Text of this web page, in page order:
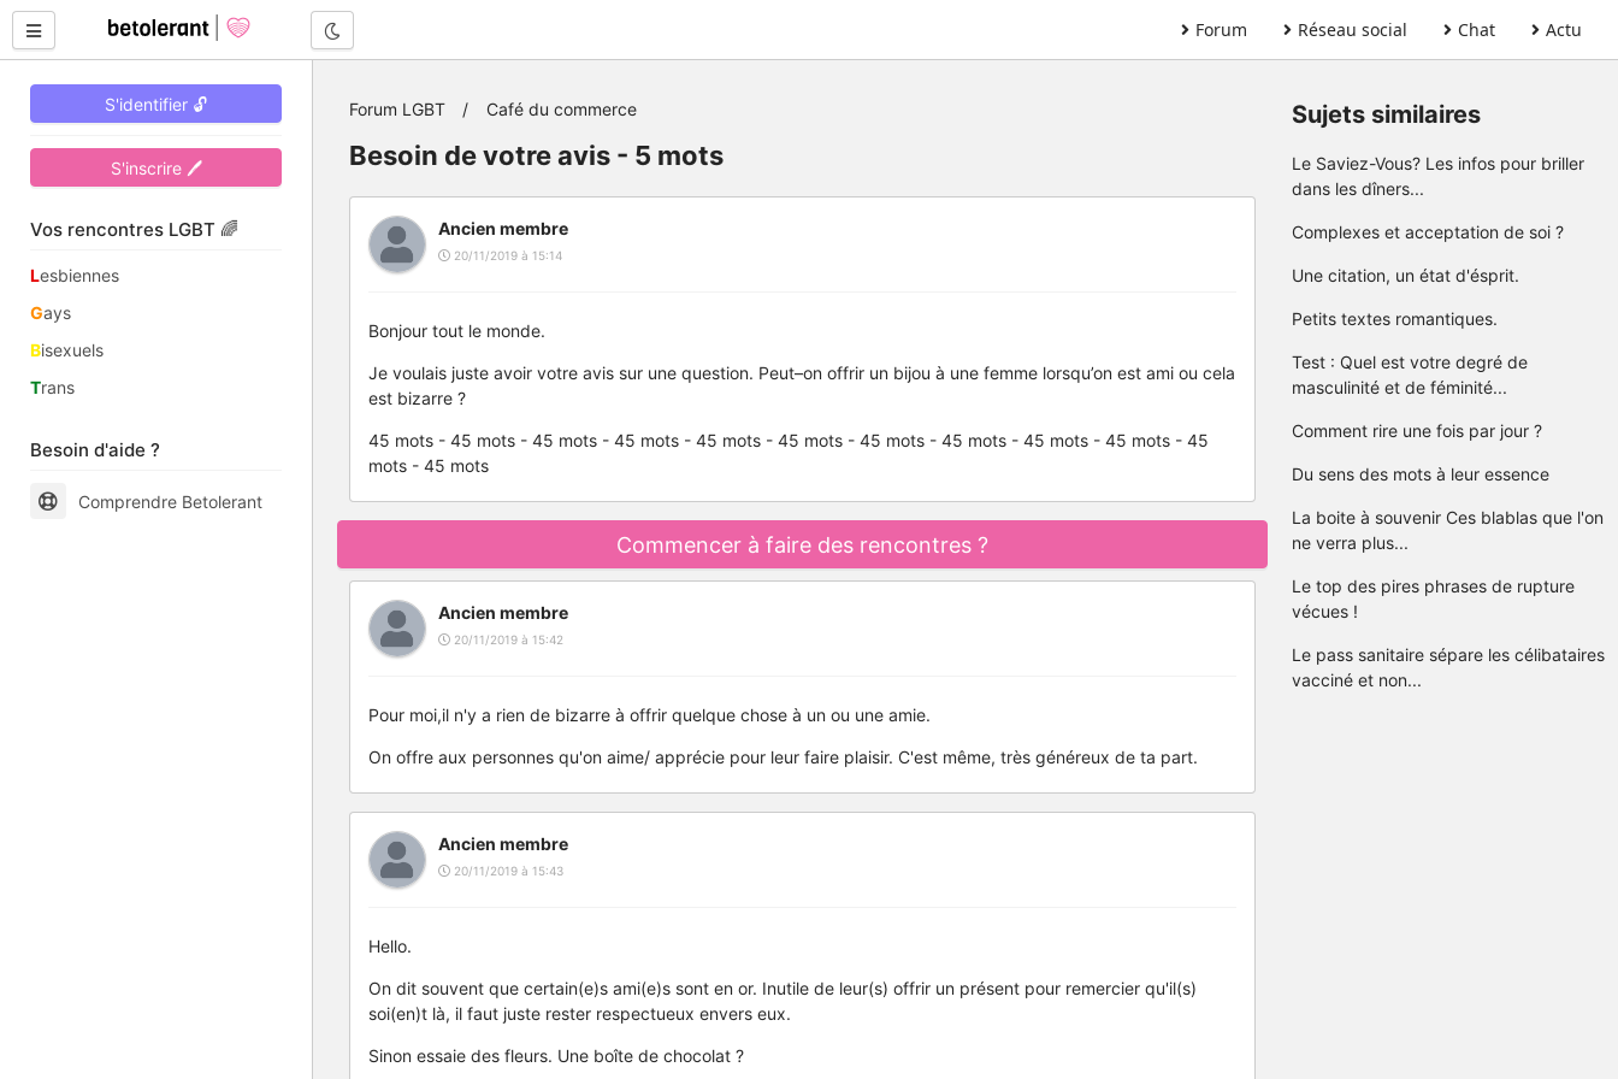
Forum Réseau social Chat Actu
S'identifier 🔓
S'inscrire 🖊
Vos rencontres LGBT 🌈
Lesbiennes
Gays
Bisexuels
Trans
Besoin d'aide ?
Comprendre Betolerant
Forum LGBT Café du commerce
Besoin de votre avis - 5 mots
Ancien membre
20/11/2019 à 15:14
Bonjour tout le monde.
Je voulais juste avoir votre avis sur une question. Peut–on offrir un bijou à une femme lorsqu’on est ami ou cela
est bizarre ?
45 mots - 45 mots - 45 mots - 45 mots - 45 mots - 45 mots - 45 mots - 45 mots - 45 mots - 45 mots - 45
mots - 45 mots
Commencer à faire des rencontres ?
Ancien membre
20/11/2019 à 15:42
Pour moi,il n'y a rien de bizarre à offrir quelque chose à un ou une amie.
On offre aux personnes qu'on aime/ apprécie pour leur faire plaisir. C'est même, très généreux de ta part.
Ancien membre
20/11/2019 à 15:43
Hello.
On dit souvent que certain(e)s ami(e)s sont en or. Inutile de leur(s) offrir un présent pour remercier qu'il(s)
soi(en)t là, il faut juste rester respectueux envers eux.
Sinon essaie des fleurs. Une boîte de chocolat ?
Sujets similaires
Le Saviez-Vous? Les infos pour briller
dans les dîners...
Complexes et acceptation de soi ?
Une citation, un état d'ésprit.
Petits textes romantiques.
Test : Quel est votre degré de
masculinité et de féminité...
Comment rire une fois par jour ?
Du sens des mots à leur essence
La boite à souvenir Ces blablas que l'on
ne verra plus...
Le top des pires phrases de rupture
vécues !
Le pass sanitaire sépare les célibataires
vacciné et non...